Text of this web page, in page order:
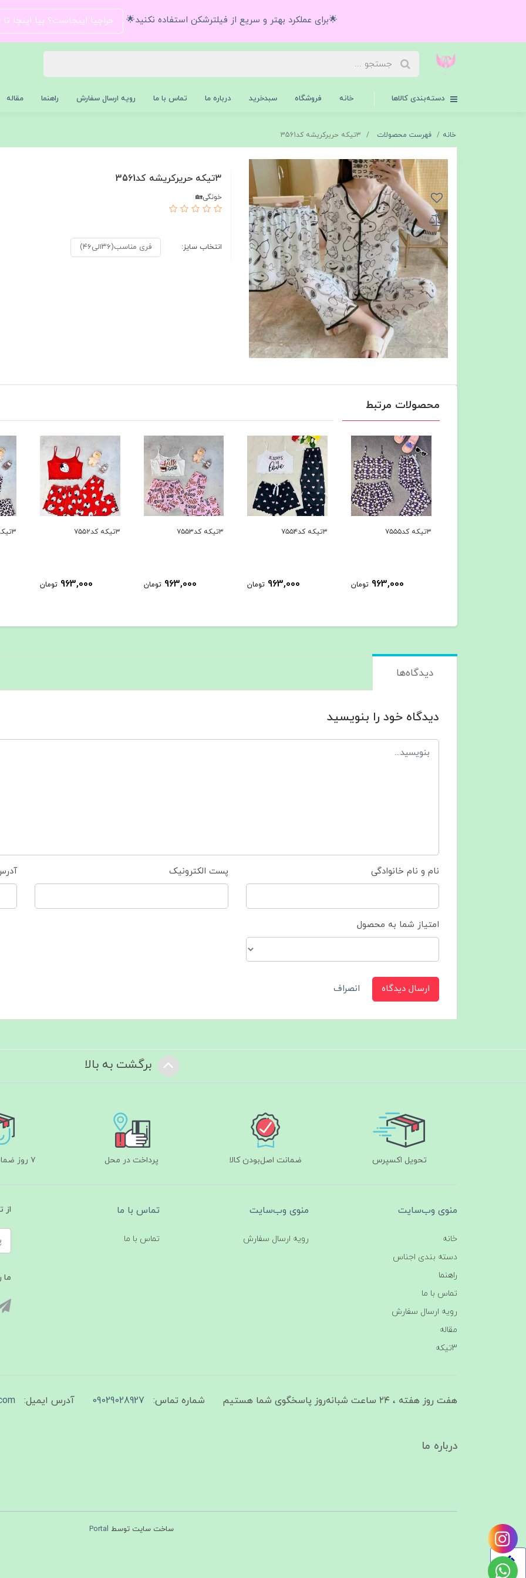
🌟برای عملکرد بهتر و سریع از فیلترشکن استفاده نکنید🌟 حراجیا اینجاست؟ بیا اینجا
دسته‌بندی کالاها خانه فروشگاه سبدخرید درباره ما تماس با ما رویه ارسال سفارش راهنما مقاله
خانه فهرست محصولات ۳تیکه حریرکریشه کد3561
۳تیکه حریرکریشه کد3561
خونگی🏡
انتخاب سایز: فری مناسب(۳۶الی۴۶)
محصولات مرتبط
۳تیکه کد۷۵۵۴
963,000 تومان
۳تیکه کد۷۵۵۳
963,000 تومان
۳تیکه کد۷۵۵۲
963,000 تومان
۳تیکه کد۷۵۵۱
963,000 تومان
۳تیکه کد۷۵۵۰
دیدگاه‌ها
دیدگاه خود را بنویسید
نام و نام خانوادگی پست الکترونیک
امتیاز شما به محصول
ارسال دیدگاه انصراف
برگشت به بالا
تحویل اکسپرس ضمانت اصل‌بودن کالا پرداخت در محل ۷ روز ضمانت بازگشت
منوی وب‌سایت
خانه
دسته بندی اجناس
راهنما
تماس با ما
رویه ارسال سفارش
مقاله
3تیکه
منوی وب‌سایت
رویه ارسال سفارش
تماس با ما
تماس با ما
از
ما
هفت روز هفته ، ۲۴ ساعت شبانه‌روز پاسخگوی شما هستیم شماره تماس: 09029028927 آدرس ایمیل:
درباره ما
ساخت سایت توسط Portal